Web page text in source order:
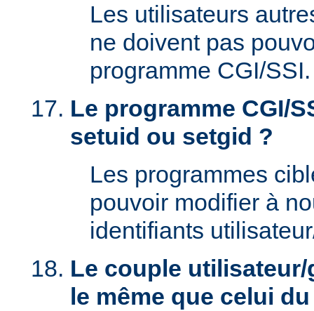
Les utilisateurs
ne doivent pas
programme CGI/SSI.
Le programme CGI/
setuid ou setgid ?
Les programmes
pouvoir modifier à
identifiants
Le couple
le même que celui